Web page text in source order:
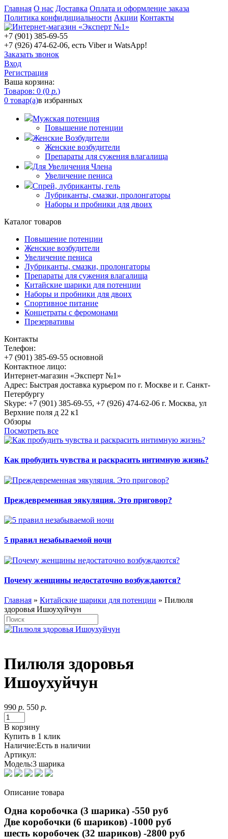
Главная О нас Доставка Оплата и оформление заказа
Политика конфидициальности Акции Контакты
+7 (901) 385-69-55
+7 (926) 474-62-06, есть Viber и WatsApp!
Заказать звонок
Вход
Регистрация
Ваша корзина:
Товаров: 0 (0 р.)
0 товар(а)в избранных
Мужская потенция
Повышение потенции
Женские Возбудители
Женские возбудители
Препараты для сужения влагалища
Для Увеличения Члена
Увеличение пениса
Спрей, лубриканты, гель
Лубриканты, смазки, пролонгаторы
Наборы и пробники для двоих
Каталог товаров
Повышение потенции
Женские возбудители
Увеличение пениса
Лубриканты, смазки, пролонгаторы
Препараты для сужения влагалища
Китайские шарики для потенции
Наборы и пробники для двоих
Спортивное питание
Концетраты с феромонами
Презервативы
Контакты
Телефон:
+7 (901) 385-69-55 основной
Контактное лицо:
Интернет-магазин «Эксперт №1»
Адрес: Быстрая доставка курьером по г. Москве и г. Санкт-
Петербургу
Skype: +7 (901) 385-69-55, +7 (926) 474-62-06 г. Москва, ул
Верхние поля д 22 к1
Обзоры
Посмотреть все
Как пробудить чувства и раскрасить интимную жизнь?
Преждевременная эякуляция. Это приговор?
5 правил незабываемой ночи
Почему женщины недостаточно возбуждаются?
Главная » Китайские шарики для потенции » Пилюля
здоровья Ишоухуйчун
Пилюля здоровья
Ишоухуйчун
990 р. 550 р.
В корзину
Купить в 1 клик
Наличие:Есть в наличии
Артикул:
Модель:3 шарика
Описание товара
Одна коробочка (3 шарика) -550 руб
Две коробочки (6 шариков) -1000 руб
шесть коробочек (32 шариков) -2800 руб